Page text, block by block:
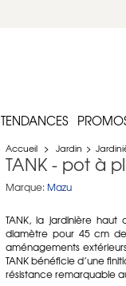
TENDANCES
Accueil > Jardin >
TANK - pot à
Marque: Mazu
TANK, la jardinière
diamètre pour 45 cm
aménagements
TANK bénéficie d’une
résistance remarquable